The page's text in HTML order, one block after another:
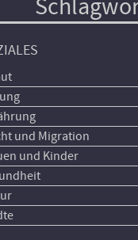
und Migration
und Kinder